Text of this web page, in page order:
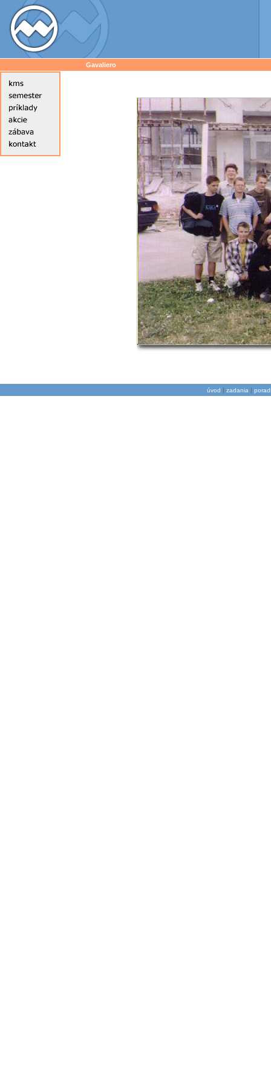
Gavaliero
úvod | zadania |